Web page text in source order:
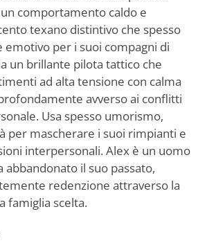
comportamento caldo e
texano distintivo che spesso
emotivo per i suoi compagni di
un brillante pilota tattico che
ad alta tensione con calma
avverso ai conflitti
Usa spesso umorismo,
per mascherare i suoi rimpianti e
interpersonali. Alex è un uomo
abbandonato il suo passato,
redenzione attraverso la
famiglia scelta.